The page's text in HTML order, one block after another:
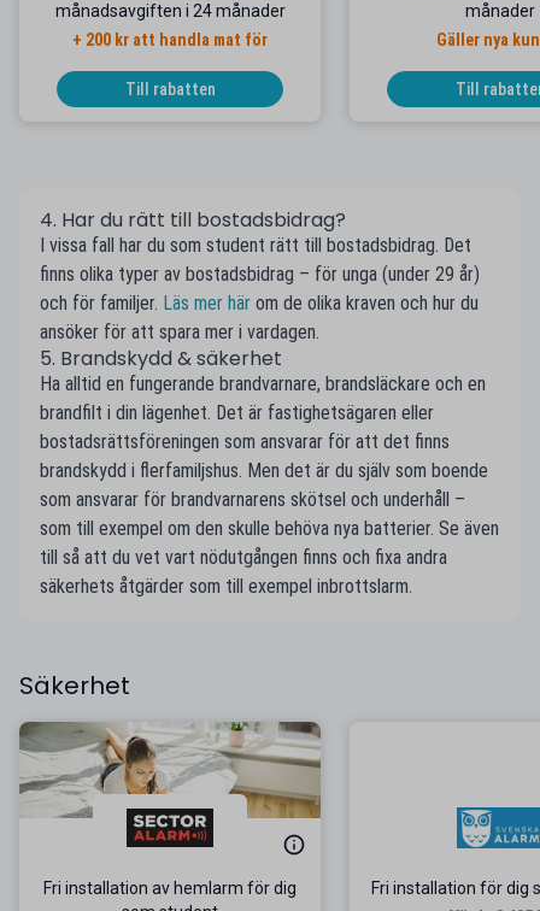
månadsavgiften i 24 månader
+ 200 kr att handla mat för
Till rabatten
månader
Gäller nya
Till
4. Har du rätt till bostadsbidrag?
I vissa fall har du som student rätt till bostadsbidrag. Det
finns olika typer av bostadsbidrag – för unga (under 29 år)
och för familjer. Läs mer här om de olika kraven och hur du
ansöker för att spara mer i vardagen.
5. Brandskydd & säkerhet
Ha alltid en fungerande brandvarnare, brandsläckare och en
brandfilt i din lägenhet. Det är fastighetsägaren eller
bostadsrättsföreningen som ansvarar för att det finns
brandskydd i flerfamiljshus. Men det är du själv som boende
som ansvarar för brandvarnarens skötsel och underhåll –
som till exempel om den skulle behöva nya batterier. Se även
till så att du vet vart nödutgången finns och fixa andra
säkerhets åtgärder som till exempel inbrottslarm.
Säkerhet
Fri installation av hemlarm för dig
Fri installation för dig